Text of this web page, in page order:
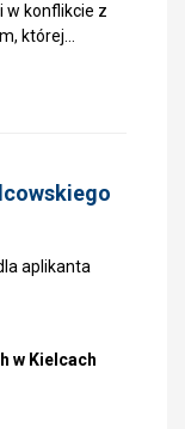
w konflikcie z
której…
aplikanta
w Kielcach